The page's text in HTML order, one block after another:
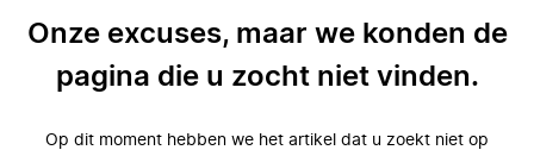
Onze excuses, maar we konden de
pagina die u zocht niet vinden.
Op dit moment hebben we het artikel dat u zoekt niet op